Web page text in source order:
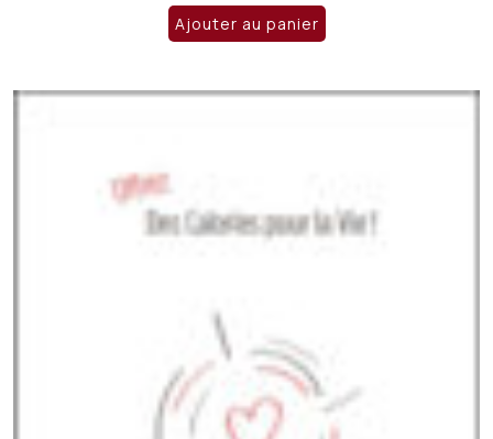
Ajouter au panier